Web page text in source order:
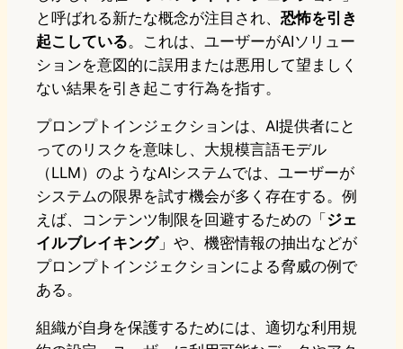
と呼ばれる新たな概念が注目され、 恐怖を引き
起こしている。これは、ユーザーがAIソリュー
ションを意図的に誤用または悪用して望ましく
ない結果を引き起こす行為を指す。
プロンプトインジェクションは、AI提供者にと
ってのリスクを意味し、大規模言語モデル
（LLM）のようなAIシステムでは、ユーザーが
システムの限界を試す機会が多く存在する。例
えば、コンテンツ制限を回避するための「 ジェ
イルブレイキング」や、機密情報の抽出などが
プロンプトインジェクションによる脅威の例で
ある。
組織が自身を保護するためには、適切な利用規